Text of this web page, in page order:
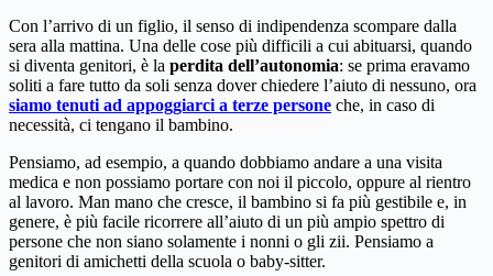
Con l’arrivo di un figlio, il senso di indipendenza scompare dalla
sera alla mattina. Una delle cose più difficili a cui abituarsi, quando
si diventa genitori, è la perdita dell’autonomia: se prima eravamo
soliti a fare tutto da soli senza dover chiedere l’aiuto di nessuno, ora
siamo tenuti ad appoggiarci a terze persone che, in caso di
necessità, ci tengano il bambino.
Pensiamo, ad esempio, a quando dobbiamo andare a una visita
medica e non possiamo portare con noi il piccolo, oppure al rientro
al lavoro. Man mano che cresce, il bambino si fa più gestibile e, in
genere, è più facile ricorrere all’aiuto di un più ampio spettro di
persone che non siano solamente i nonni o gli zii. Pensiamo a
genitori di amichetti della scuola o baby-sitter.